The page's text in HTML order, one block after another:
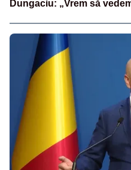
Dungaciu: „Vrem să